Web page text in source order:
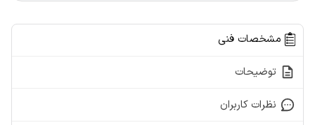
مشخصات فنی
توضیحات
نظرات کاربران